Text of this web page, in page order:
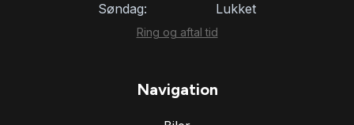
Søndag:
Lukket
Ring og aftal tid
Navigation